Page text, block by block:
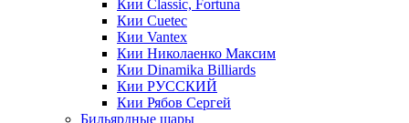
Кии Classic, Fortuna
Кии Cuetec
Кии Vantex
Кии Николаенко Максим
Кии Dinamika Billiards
Кии РУССКИЙ
Кии Рябов Сергей
Бильярдные шары